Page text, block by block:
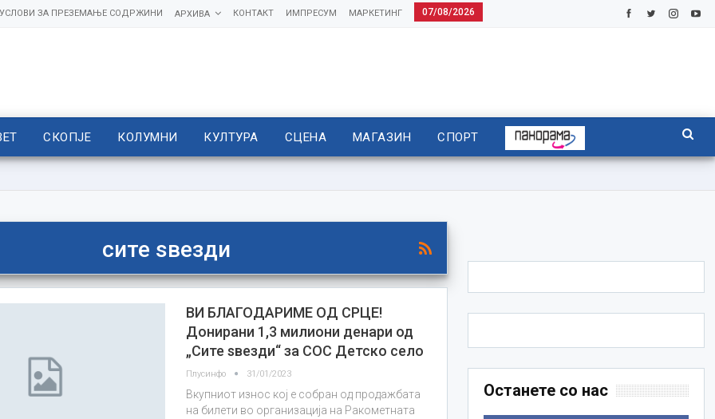
07/08/2026
МАРКЕТИНГ
ИМПРЕСУМ
КОНТАКТ
АРХИВА
УСЛОВИ ЗА ПРЕЗЕМАЊЕ СОДРЖИНИ
СКОПЈЕ КОЛУМНИ КУЛТУРА СЦЕНА МАГАЗИН СПОРТ
сите ѕвезди
ВИ БЛАГОДАРИМЕ ОД СРЦЕ!
Донирани 1,3 милиони денари од
„Сите ѕвезди“ за СОС Детско село
Плусинфо 31/01/2023
Вкупниот износ кој е собран од продажбата
на билети во организација на Ракометната
Останете со нас